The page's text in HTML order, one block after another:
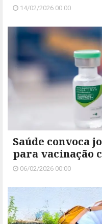
14/02/2026 00:00
Saúde convoca
para vacinação
06/02/2026 00:00